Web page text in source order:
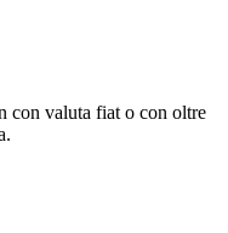
con valuta fiat o con oltre